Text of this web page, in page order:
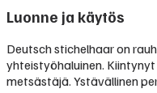
Luonne ja käytös
Deutsch stichelhaar on
yhteistyöhaluinen.
metsästäjä. Ystävällinen